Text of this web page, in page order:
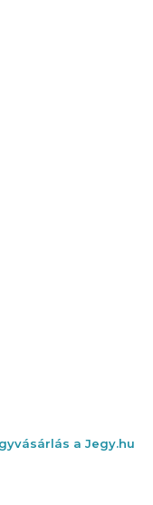
a Jegy.hu